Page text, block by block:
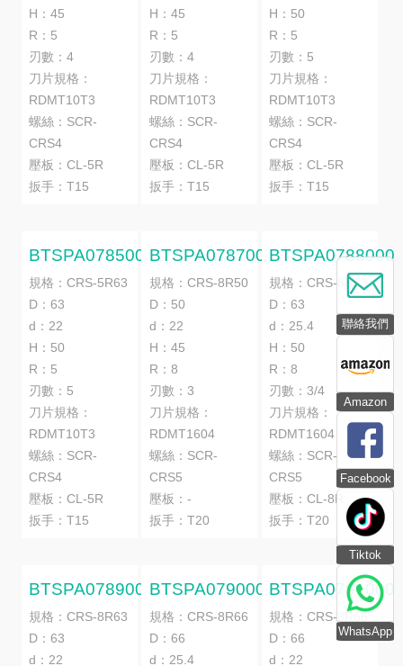
聯絡我們
Amazon
Facebook
Tiktok
WhatsApp
H：45
R：5
刃數：4
刀片規格：
RDMT10T3
螺絲：SCR-
CRS4
壓板：CL-5R
扳手：T15
H：45
R：5
刃數：4
刀片規格：
RDMT10T3
螺絲：SCR-
CRS4
壓板：CL-5R
扳手：T15
H：50
R：5
刃數：5
刀片規格：
RDMT10T3
螺絲：SCR-
CRS4
壓板：CL-5R
扳手：T15
BTSPA0785000
規格：CRS-5R63
D：63
d：22
H：50
R：5
刃數：5
刀片規格：
RDMT10T3
螺絲：SCR-
CRS4
壓板：CL-5R
扳手：T15
BTSPA0787000
規格：CRS-8R50
D：50
d：22
H：45
R：8
刃數：3
刀片規格：
RDMT1604
螺絲：SCR-
CRS5
壓板：-
扳手：T20
BTSPA0788000
規格：CRS-8R63
D：63
d：25.4
H：50
R：8
刃數：3/4
刀片規格：
RDMT1604
螺絲：SCR-
CRS5
壓板：CL-8R
扳手：T20
BTSPA0789000
規格：CRS-8R63
D：63
d：22
BTSPA0790000
規格：CRS-8R66
D：66
d：25.4
BTSPA0791000
規格：CRS-8R66
D：66
d：22